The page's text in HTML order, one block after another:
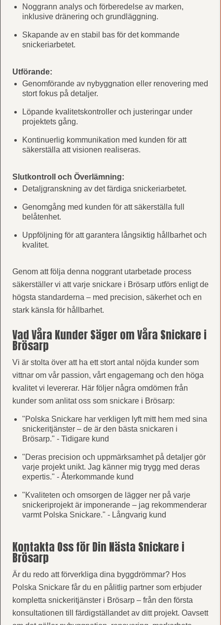
Noggrann analys och förberedelse av marken,
inklusive dränering och grundläggning.
Skapande av en stabil bas för det kommande
snickeriarbetet.
Utförande:
Genomförande av nybyggnation eller renovering med
stort fokus på detaljer.
Löpande kvalitetskontroller och justeringar under
projektets gång.
Kontinuerlig kommunikation med kunden för att
säkerställa att visionen realiseras.
Slutkontroll och Överlämning:
Detaljgranskning av det färdiga snickeriarbetet.
Genomgång med kunden för att säkerställa full
belåtenhet.
Uppföljning för att garantera långsiktig hållbarhet och
kvalitet.
Genom att följa denna noggrant utarbetade process
säkerställer vi att varje snickare i Brösarp utförs enligt de
högsta standarderna – med precision, säkerhet och en
stark känsla för hållbarhet.
Vad Våra Kunder Säger om Våra Snickare i
Brösarp
Vi är stolta över att ha ett stort antal nöjda kunder som
vittnar om vår passion, vårt engagemang och den höga
kvalitet vi levererar. Här följer några omdömen från
kunder som anlitat oss som snickare i Brösarp:
"Polska Snickare har verkligen lyft mitt hem med sina
snickeritjänster – de är den bästa snickaren i
Brösarp." - Tidigare kund
"Deras precision och uppmärksamhet på detaljer gör
varje projekt unikt. Jag känner mig trygg med deras
expertis." - Återkommande kund
"Kvaliteten och omsorgen de lägger ner på varje
snickeriprojekt är imponerande – jag rekommenderar
varmt Polska Snickare." - Långvarig kund
Kontakta Oss för Din Nästa Snickare i
Brösarp
Är du redo att förverkliga dina byggdrömmar? Hos
Polska Snickare får du en pålitlig partner som erbjuder
kompletta snickeritjänster i Brösarp – från den första
konsultationen till färdigställandet av ditt projekt. Oavsett